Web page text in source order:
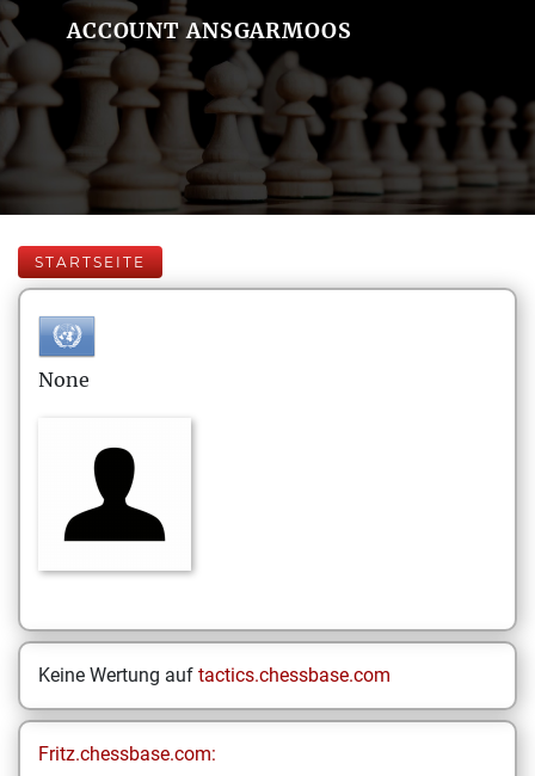
ACCOUNT ANSGARMOOS
STARTSEITE
None
Keine Wertung auf tactics.chessbase.com
Fritz.chessbase.com: